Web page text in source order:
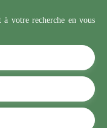
à votre recherche en vous